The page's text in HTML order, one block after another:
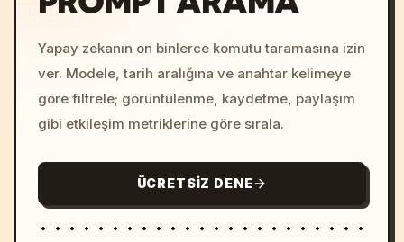
Yapay zekanın on binlerce komutu taramasına izin
ver. Modele, tarih aralığına ve anahtar kelimeye
göre filtrele; görüntülenme, kaydetme, paylaşım
gibi etkileşim metriklerine göre sırala.
ÜCRETSIZ DENE